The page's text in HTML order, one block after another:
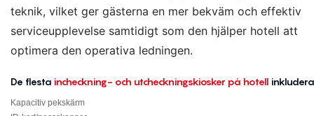
teknik, vilket ger gästerna en mer bekväm och effektiv
serviceupplevelse samtidigt som den hjälper hotell att
optimera den operativa ledningen.
De flesta incheckning- och utcheckningskiosker på hotell
Kapacitiv pekskärm